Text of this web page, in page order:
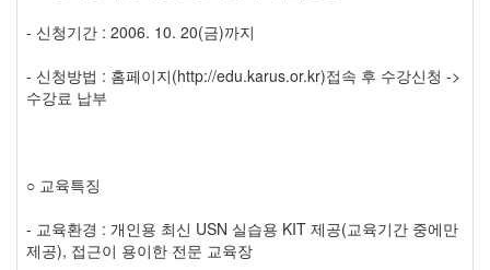
- 신청기간 : 2006. 10. 20(금)까지
- 신청방법 : 홈페이지(http://edu.karus.or.kr)접속 후 수강신청 ->
수강료 납부
○ 교육특징
- 교육환경 : 개인용 최신 USN 실습용 KIT 제공(교육기간 중에만
제공), 접근이 용이한 전문 교육장